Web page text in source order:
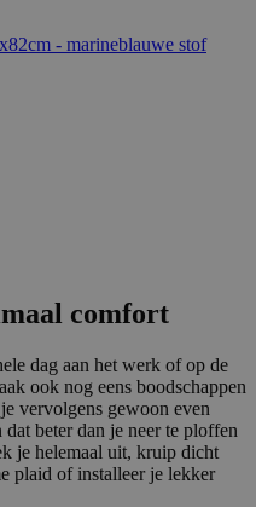
- marineblauwe stof
comfort
dag aan het werk of op de
ook nog eens boodschappen
vervolgens gewoon even
beter dan je neer te ploffen
je helemaal uit, kruip dicht
plaid of installeer je lekker